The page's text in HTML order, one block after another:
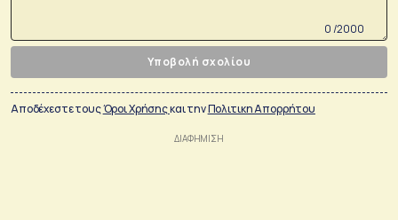
0 /2000
Υποβολή σχολίου
Αποδέχεστε τουςΌροι Χρήσηςκαι τηνΠολιτικη Απορρήτου